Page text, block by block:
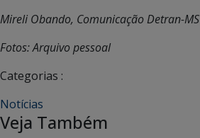
Mireli Obando, Comunicação Detran-MS
Fotos: Arquivo pessoal
Categorias :
Notícias
Veja Também